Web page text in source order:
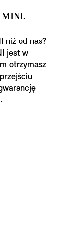
MINI.
niż od nas?
jest w
otrzymasz